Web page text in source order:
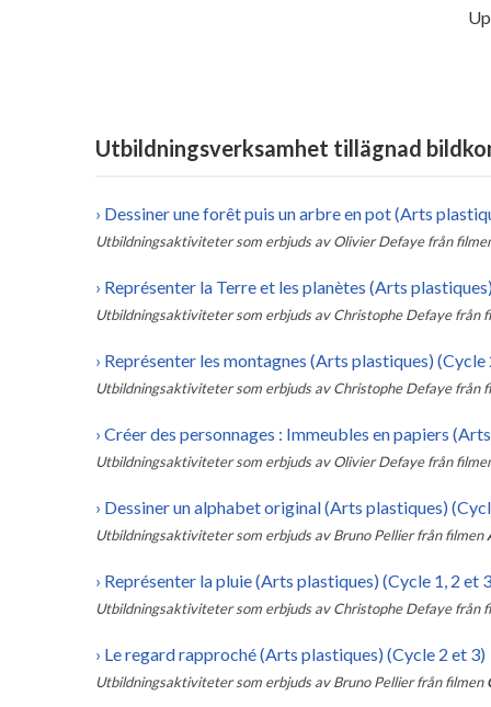
Utbildningsverksamhet tillägnad
› Dessiner une forêt puis un arbre en pot (Arts
Utbildningsaktiviteter som erbjuds av Olivier Defaye från
› Représenter la Terre et les planètes (Arts
Utbildningsaktiviteter som erbjuds av Christophe Defaye från
› Représenter les montagnes (Arts plastiques) (Cycle
Utbildningsaktiviteter som erbjuds av Christophe Defaye från
› Créer des personnages : Immeubles en papiers
Utbildningsaktiviteter som erbjuds av Olivier Defaye från
› Dessiner un alphabet original (Arts plastiques)
Utbildningsaktiviteter som erbjuds av Bruno Pellier från filmen
› Représenter la pluie (Arts plastiques) (Cycle 1, 2 et
Utbildningsaktiviteter som erbjuds av Christophe Defaye från
› Le regard rapproché (Arts plastiques) (Cycle 2 et 3)
Utbildningsaktiviteter som erbjuds av Bruno Pellier från filmen